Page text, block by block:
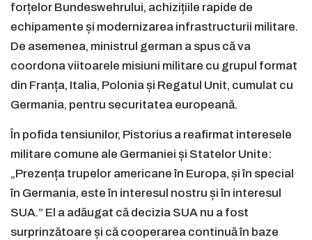
forțelor Bundeswehrului, achizițiile rapide de
echipamente și modernizarea infrastructurii militare.
De asemenea, ministrul german a spus că va
coordona viitoarele misiuni militare cu grupul format
din Franța, Italia, Polonia și Regatul Unit, cumulat cu
Germania, pentru securitatea europeană.
În pofida tensiunilor, Pistorius a reafirmat interesele
militare comune ale Germaniei și Statelor Unite:
„Prezența trupelor americane în Europa, și în special
în Germania, este în interesul nostru și în interesul
SUA.” El a adăugat că decizia SUA nu a fost
surprinzătoare și că cooperarea continuă în baze